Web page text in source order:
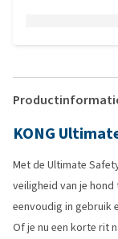
KONG
Met de Ultimate
veiligheid van je
eenvoudig in gebruik
Of je nu een korte rit